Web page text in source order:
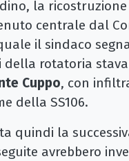
la
centrale dal
il sindaco
della rotatoria
Cuppo, con
della SS106.
quindi la
avrebbero